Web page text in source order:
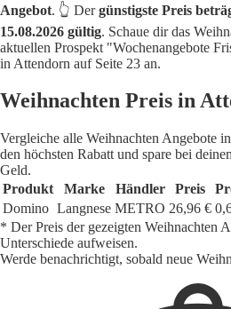
Angebot. 👆 Dergünstigste Preis
15.08.2026 gültig. Schaue dir das
aktuellen Prospekt "Wochenangebote
in Attendorn auf Seite 23 an.
Weihnachten Preis in
Vergleiche alle Weihnachten Angebote
den höchsten Rabatt und spare bei
Geld.
Produkt
Marke Händler Preis
Domino Langnese METRO 26,96 €
* Der Preis der gezeigten Weihnachten
Unterschiede aufweisen.
Werde benachrichtigt, sobald neue